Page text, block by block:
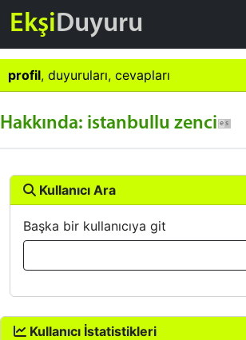
EkşiDuyuru
profil, duyuruları, cevapları
Hakkında: istanbullu zenci
Kullanıcı Ara
Başka bir kullanıcıya git
Kullanıcı İstatistikleri